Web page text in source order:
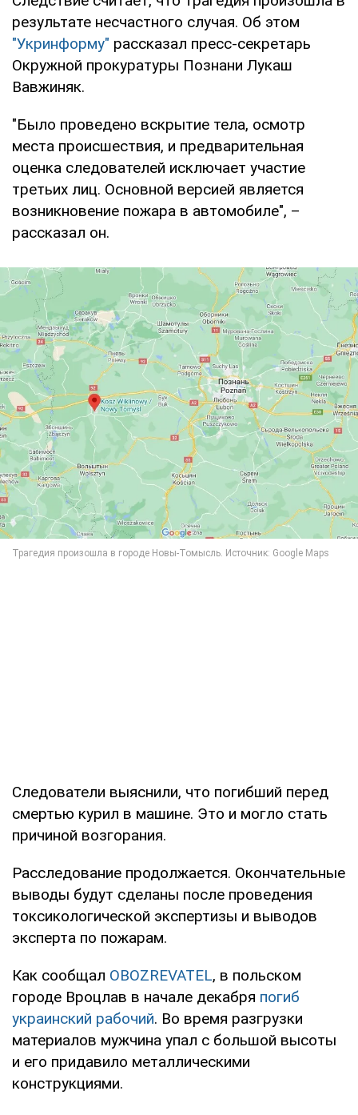
результате несчастного случая. Об этом
"Укринформу" рассказал пресс-секретарь
Окружной прокуратуры Познани Лукаш
Вавжиняк.
"Было проведено вскрытие тела, осмотр
места происшествия, и предварительная
оценка следователей исключает участие
третьих лиц. Основной версией является
возникновение пожара в автомобиле", –
рассказал он.
Следователи выяснили, что погибший перед
смертью курил в машине. Это и могло стать
причиной возгорания.
Расследование продолжается. Окончательные
выводы будут сделаны после проведения
токсикологической экспертизы и выводов
эксперта по пожарам.
Как сообщал OBOZREVATEL, в польском
городе Вроцлав в начале декабря погиб
украинский рабочий. Во время разгрузки
материалов мужчина упал с большой высоты
и его придавило металлическими
конструкциями.